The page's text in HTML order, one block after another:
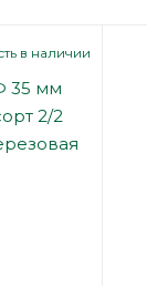
в наличии